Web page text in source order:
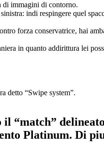
di immagini di contorno.
indi respingere quel
forza conservatrice, hai
in quanto addirittura lei
detto “Swipe system”.
“match”
Platinum. Di